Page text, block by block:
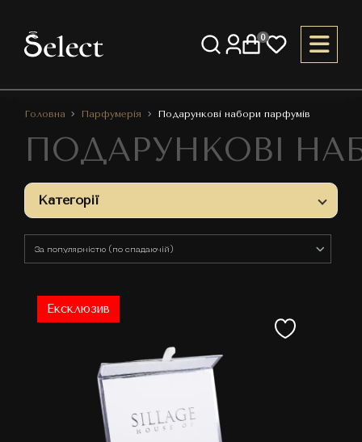
0
Головна Парфумерія Подарункові набори парфумів
ПОДАРУНКОВІ
Категорії
Ексклюзив